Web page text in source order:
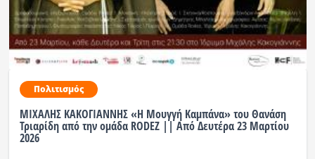
Πολιτισμός
ΜΙΧΑΛΗΣ ΚΑΚΟΓΙΑΝΝΗΣ «Η Μουγγή Καμπάνα» του Θανάση
Τριαρίδη από την ομάδα RODEZ || Από Δευτέρα 23 Μαρτίου
2026